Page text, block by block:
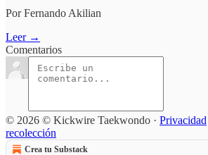
Por Fernando Akilian
Leer →
Comentarios
© 2026 © Kickwire Taekwondo · Privacidad
recolección
Crea tu Substack